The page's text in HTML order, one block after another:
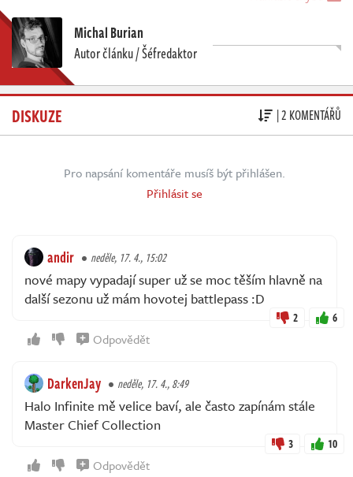
Michal Burian
Autor článku / Šéfredaktor
DISKUZE | 2 KOMENTÁŘŮ
Pro napsání komentáře musíš být přihlášen.
Přihlásit se
andir neděle, 17. 4., 15:02
nové mapy vypadají super už se moc těším hlavně na
další sezonu už mám hovotej battlepass :D
2 6
Odpovědět
DarkenJay neděle, 17. 4., 8:49
Halo Infinite mě velice baví, ale často zapínám stále
Master Chief Collection
3 10
Odpovědět